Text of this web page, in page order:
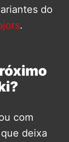
do
.
com
deixa